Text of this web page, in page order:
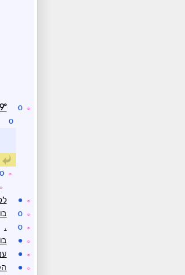
☼
o
o
☼
o
☼
☼
●
☼
o
☼
o
.
☼
●
☼
●
☼
●